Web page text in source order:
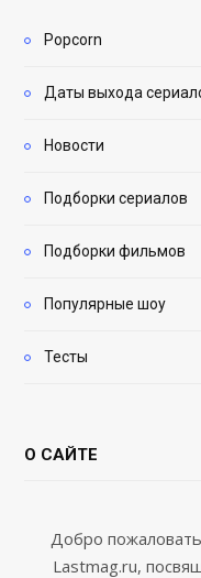
Popcorn
Даты выхода
Новости
Подборки сериалов
Подборки фильмов
Популярные шоу
Тесты
О САЙТЕ
Добро
Lastmag.ru,